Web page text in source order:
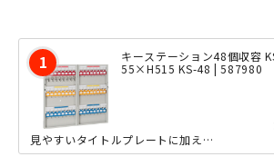
キーステーション48個収容
55×H515 KS-48 | 587980
見やすいタイトルプレートに加え、キーホルダーの色がカラー分類されていることにより...